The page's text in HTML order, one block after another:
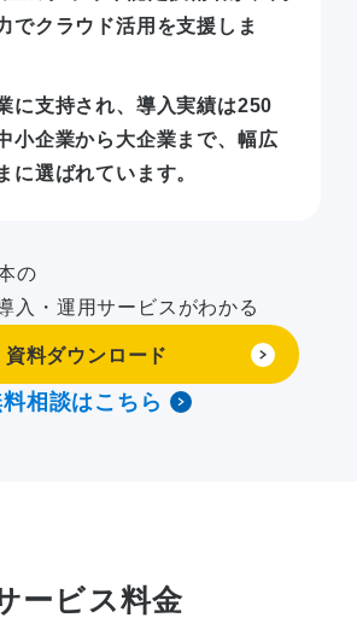
でクラウド活用を支援しま
に支持され、導入実績は250
小企業から大企業まで、幅広
に選ばれています。
の
入・運用サービスがわかる
資料ダウンロード
相談はこちら
ービス料金